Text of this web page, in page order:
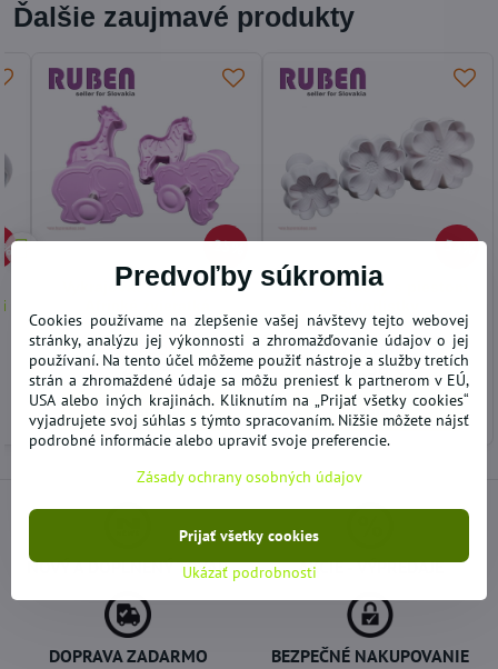
Ďalšie zaujmavé produkty
25%
Vykrajovače s piestom
SKLADOM
2,97 €
Do košíka
34%
Vykrajovačky s piestom
VYPREDANÉ
2,36 €
Zobraziť
NOVÝ A DOPLNENÝ TOVAR AKCIE - VÝPREDAJE
DOPRAVA ZADARMO BEZPEČNÉ NAKUPOVANIE
Predvoľby súkromia
Cookies používame na zlepšenie vašej návštevy tejto webovej
stránky, analýzu jej výkonnosti a zhromažďovanie údajov o jej
používaní. Na tento účel môžeme použiť nástroje a služby tretích
strán a zhromaždené údaje sa môžu preniesť k partnerom v EÚ,
USA alebo iných krajinách. Kliknutím na „Prijať všetky cookies“
vyjadrujete svoj súhlas s týmto spracovaním. Nižšie môžete nájsť
podrobné informácie alebo upraviť svoje preferencie.
Zásady ochrany osobných údajov
Ukázať podrobnosti
Prijať všetky cookies